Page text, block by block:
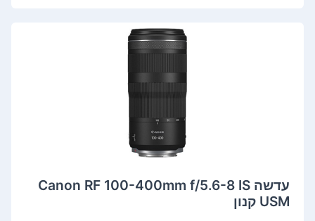
‏עדשה Canon RF 100-400mm f/5.6-8 IS
USM קנון